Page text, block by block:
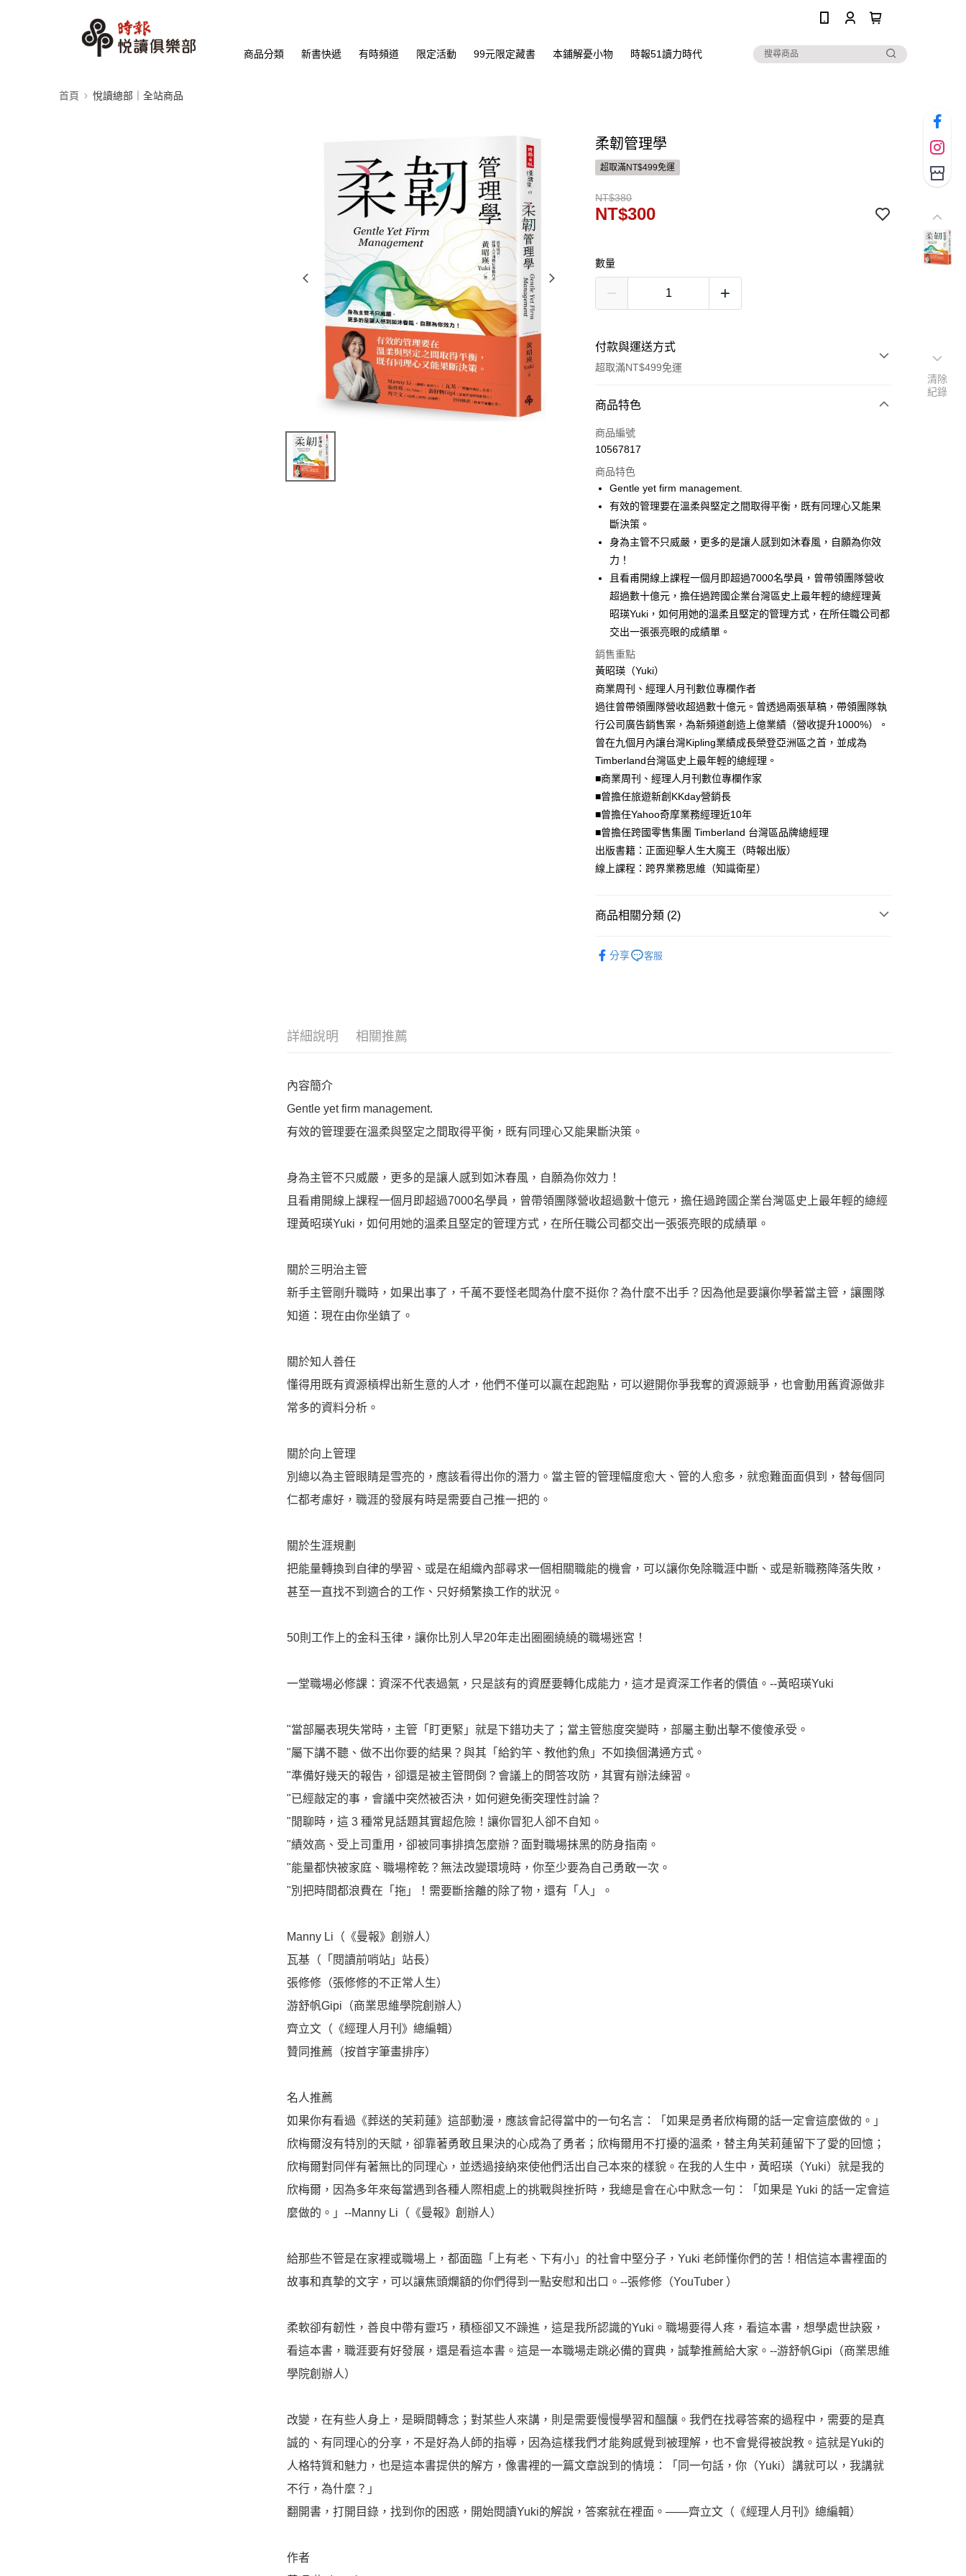
商品分類 新書快遞 有時頻道 限定活動 99元限定藏書 本鋪解憂小物 時報51讀力時代
首頁 悅讀總部｜全站商品
柔韌管理學
超取滿NT$499免運
NT$380
NT$300
數量
付款與運送方式
超取滿NT$499免運
付款方式
信用卡一次付款
運送方式
付款後全家取貨
每筆NT$60，滿NT$499(含以上)免運費
付款後7-11取貨
宅配
每筆NT$100，滿NT$499(含以上)免運費
商品特色
商品編號
10567817
商品特色
Gentle yet firm management.
有效的管理要在溫柔與堅定之間取得平衡，既有同理心又能果
斷決策。
身為主管不只威嚴，更多的是讓人感到如沐春風，自願為你效
力！
且看甫開線上課程一個月即超過7000名學員，曾帶領團隊營收
超過數十億元，擔任過跨國企業台灣區史上最年輕的總經理黃
昭瑛Yuki，如何用她的溫柔且堅定的管理方式，在所任職公司都
交出一張張亮眼的成績單。
銷售重點
黃昭瑛（Yuki）
商業周刊、經理人月刊數位專欄作者
過往曾帶領團隊營收超過數十億元。曾透過兩張草稿，帶領團隊執
行公司廣告銷售案，為新頻道創造上億業績（營收提升1000%）。
曾在九個月內讓台灣Kipling業績成長榮登亞洲區之首，並成為
Timberland台灣區史上最年輕的總經理。
■商業周刊、經理人月刊數位專欄作家
■曾擔任旅遊新創KKday營銷長
■曾擔任Yahoo奇摩業務經理近10年
■曾擔任跨國零售集團 Timberland 台灣區品牌總經理
出版書籍：正面迎擊人生大魔王（時報出版）
線上課程：跨界業務思維（知識衛星）
商品相關分類 (2)
分享 客服
詳細說明 相關推薦
內容簡介
Gentle yet firm management.
有效的管理要在溫柔與堅定之間取得平衡，既有同理心又能果斷決策。
身為主管不只威嚴，更多的是讓人感到如沐春風，自願為你效力！
且看甫開線上課程一個月即超過7000名學員，曾帶領團隊營收超過數十億元，擔任過跨國企業台灣區史上最年輕的總經
理黃昭瑛Yuki，如何用她的溫柔且堅定的管理方式，在所任職公司都交出一張張亮眼的成績單。
關於三明治主管
新手主管剛升職時，如果出事了，千萬不要怪老闆為什麼不挺你？為什麼不出手？因為他是要讓你學著當主管，讓團隊
知道：現在由你坐鎮了。
關於知人善任
懂得用既有資源槓桿出新生意的人才，他們不僅可以贏在起跑點，可以避開你爭我奪的資源競爭，也會動用舊資源做非
常多的資料分析。
關於向上管理
別總以為主管眼睛是雪亮的，應該看得出你的潛力。當主管的管理幅度愈大、管的人愈多，就愈難面面俱到，替每個同
仁都考慮好，職涯的發展有時是需要自己推一把的。
關於生涯規劃
把能量轉換到自律的學習、或是在組織內部尋求一個相關職能的機會，可以讓你免除職涯中斷、或是新職務降落失敗，
甚至一直找不到適合的工作、只好頻繁換工作的狀況。
50則工作上的金科玉律，讓你比別人早20年走出圈圈繞繞的職場迷宮！
一堂職場必修課：資深不代表過氣，只是該有的資歷要轉化成能力，這才是資深工作者的價值。--黃昭瑛Yuki
"當部屬表現失常時，主管「盯更緊」就是下錯功夫了；當主管態度突變時，部屬主動出擊不傻傻承受。
"屬下講不聽、做不出你要的結果？與其「給釣竿、教他釣魚」不如換個溝通方式。
"準備好幾天的報告，卻還是被主管問倒？會議上的問答攻防，其實有辦法練習。
"已經敲定的事，會議中突然被否決，如何避免衝突理性討論？
"閒聊時，這 3 種常見話題其實超危險！讓你冒犯人卻不自知。
"績效高、受上司重用，卻被同事排擠怎麼辦？面對職場抹黑的防身指南。
"能量都快被家庭、職場榨乾？無法改變環境時，你至少要為自己勇敢一次。
"別把時間都浪費在「拖」！需要斷捨離的除了物，還有「人」。
Manny Li（《曼報》創辦人）
瓦基（「閱讀前哨站」站長）
張修修（張修修的不正常人生）
游舒帆Gipi（商業思維學院創辦人）
齊立文（《經理人月刊》總編輯）
贊同推薦（按首字筆畫排序）
名人推薦
如果你有看過《葬送的芙莉蓮》這部動漫，應該會記得當中的一句名言：「如果是勇者欣梅爾的話一定會這麼做的。」
欣梅爾沒有特別的天賦，卻靠著勇敢且果決的心成為了勇者；欣梅爾用不打擾的溫柔，替主角芙莉蓮留下了愛的回憶；
欣梅爾對同伴有著無比的同理心，並透過接納來使他們活出自己本來的樣貌。在我的人生中，黃昭瑛（Yuki）就是我的
欣梅爾，因為多年來每當遇到各種人際相處上的挑戰與挫折時，我總是會在心中默念一句：「如果是 Yuki 的話一定會這
麼做的。」--Manny Li（《曼報》創辦人）
給那些不管是在家裡或職場上，都面臨「上有老、下有小」的社會中堅分子，Yuki 老師懂你們的苦！相信這本書裡面的
故事和真摯的文字，可以讓焦頭爛額的你們得到一點安慰和出口。--張修修（YouTuber ）
柔軟卻有韌性，善良中帶有靈巧，積極卻又不躁進，這是我所認識的Yuki。職場要得人疼，看這本書，想學處世訣竅，
看這本書，職涯要有好發展，還是看這本書。這是一本職場走跳必備的寶典，誠摯推薦給大家。--游舒帆Gipi（商業思維
學院創辦人）
改變，在有些人身上，是瞬間轉念；對某些人來講，則是需要慢慢學習和醞釀。我們在找尋答案的過程中，需要的是真
誠的、有同理心的分享，不是好為人師的指導，因為這樣我們才能夠感覺到被理解，也不會覺得被說教。這就是Yuki的
人格特質和魅力，也是這本書提供的解方，像書裡的一篇文章說到的情境：「同一句話，你（Yuki）講就可以，我講就
不行，為什麼？」
翻開書，打開目錄，找到你的困惑，開始閱讀Yuki的解說，答案就在裡面。——齊立文（《經理人月刊》總編輯）
作者
清除
紀錄